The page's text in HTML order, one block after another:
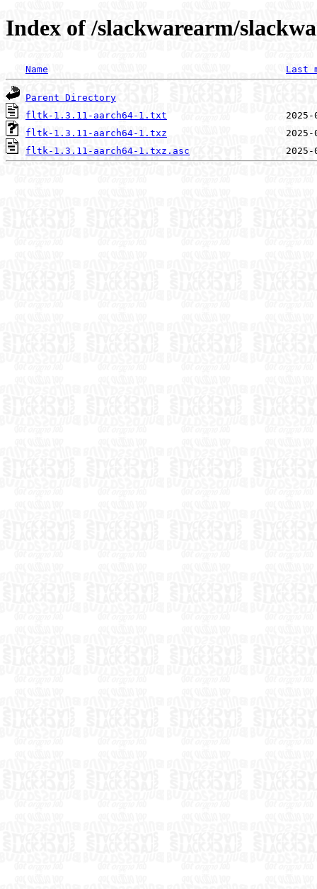
Index of /slackwarearm/
Name Last
Parent Directory
fltk-1.3.11-aarch64-1.txt
fltk-1.3.11-aarch64-1.txz
fltk-1.3.11-aarch64-1.txz.asc